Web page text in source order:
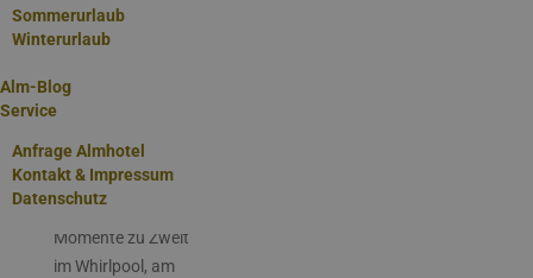
Sommerurlaub
Winterurlaub
Alm-Blog
Service
Anfrage Almhotel
Kontakt & Impressum
Datenschutz
ANFRAGEN!
Romantik zu Zweit
Genießen Sie
romantische
Momente zu Zweit
im Whirlpool, am